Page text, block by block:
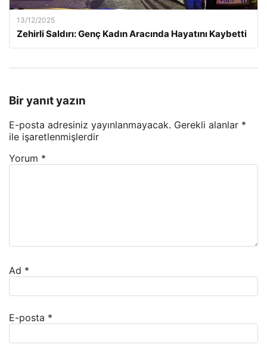
13/12/2025
Zehirli Saldırı: Genç Kadın Aracında Hayatını Kaybetti
Bir yanıt yazın
E-posta adresiniz yayınlanmayacak. Gerekli alanlar *
ile işaretlenmişlerdir
Yorum *
Ad *
E-posta *